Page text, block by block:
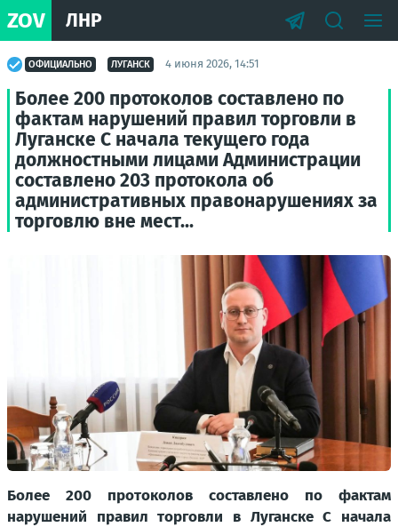
ZOV ЛНР
ОФИЦИАЛЬНО ЛУГАНСК 4 июня 2026, 14:51
Более 200 протоколов составлено по
фактам нарушений правил торговли в
Луганске С начала текущего года
должностными лицами Администрации
составлено 203 протокола об
административных правонарушениях за
торговлю вне мест...
Более 200 протоколов составлено по фактам
нарушений правил торговли в Луганске С начала